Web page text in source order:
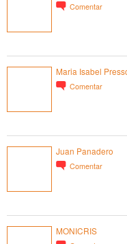
Comentar
Maria Isabel
Comentar
Juan Panadero
Comentar
MONICRIS